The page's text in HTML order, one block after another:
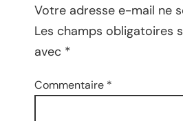
Votre adresse e-mail ne
Les champs obligatoires
avec *
Commentaire *